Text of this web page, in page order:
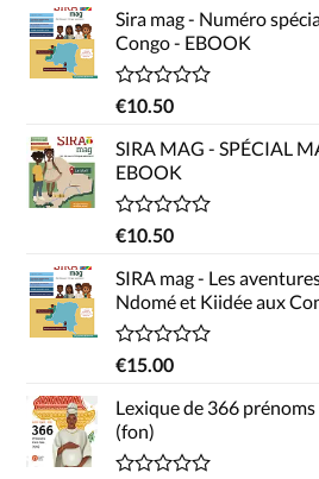
Sira mag - Numéro
Congo - EBOOK
Note
sur
5
€10.50
SIRA MAG - SPÉCIAL
EBOOK
Note
sur
5
€10.50
SIRA mag - Les
Ndomé et Kiidée aux
Note
sur
5
€15.00
Lexique de 366
(fon)